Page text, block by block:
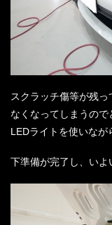
スクラッチ傷等が残
なくなってしまうので
LEDライトを使いなが
下準備が完了し、いよ